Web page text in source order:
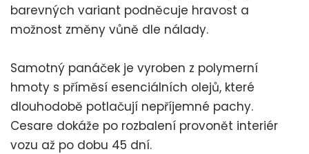
barevných variant podněcuje hravost a
možnost změny vůně dle nálady.
Samotný panáček je vyroben z polymerní
hmoty s příměsí esenciálních olejů, které
dlouhodobě potlačují nepříjemné pachy.
Cesare dokáže po rozbalení provonět interiér
vozu až po dobu 45 dní.